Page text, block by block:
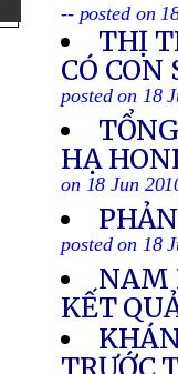
-- posted on
THỊ
CÓ
posted on 18
HẠ
on 18 Jun
posted on 18
NAM
KẾT